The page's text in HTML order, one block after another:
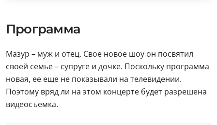
Программа
Мазур – муж и отец. Свое новое шоу он посвятил
своей семье – супруге и дочке. Поскольку программа
новая, ее еще не показывали на телевидении.
Поэтому вряд ли на этом концерте будет разрешена
видеосъемка.